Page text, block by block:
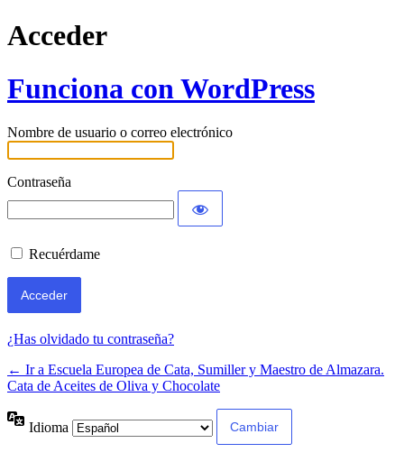
Acceder
Funciona con WordPress
Nombre de usuario o correo electrónico
Contraseña
Recuérdame
¿Has olvidado tu contraseña?
← Ir a Escuela Europea de Cata, Sumiller y Maestro de Almazara.
Cata de Aceites de Oliva y Chocolate
Idioma